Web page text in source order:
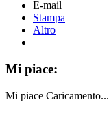
E-mail
Stampa
Altro
Mi piace:
Mi piace Caricamento...